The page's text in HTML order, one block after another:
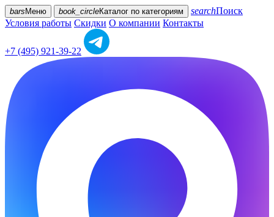
bars Меню book_circleКаталог по категориям searchПоиск
Условия работы Скидки О компании Контакты
+7 (495) 921-39-22